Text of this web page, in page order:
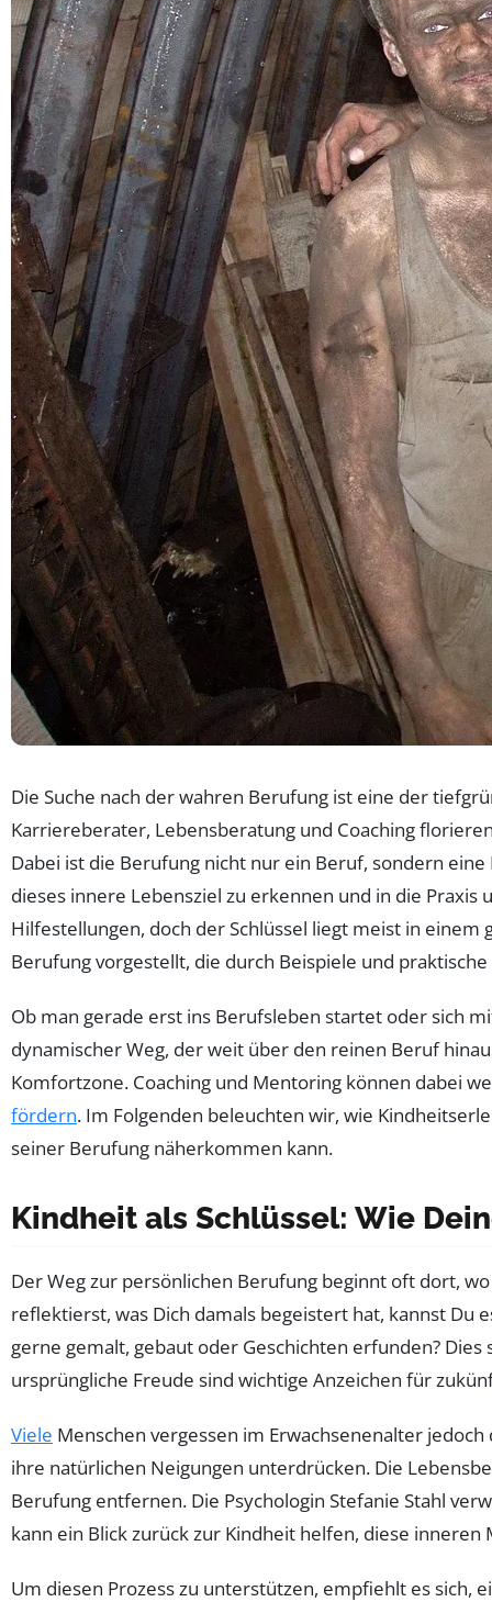
Die Suche nach der wahren Berufung ist eine der
Karriereberater, Lebensberatung und Coaching
Dabei ist die Berufung nicht nur ein Beruf, sondern
dieses innere Lebensziel zu erkennen und in die
Hilfestellungen, doch der Schlüssel liegt meist in
Berufung vorgestellt, die durch Beispiele und
Ob man gerade erst ins Berufsleben startet oder sich
dynamischer Weg, der weit über den reinen Beruf
Komfortzone. Coaching und Mentoring können dabei
fördern. Im Folgenden beleuchten wir, wie
seiner Berufung näherkommen kann.
Kindheit als Schlüssel: Wie
Der Weg zur persönlichen Berufung beginnt oft dort,
reflektierst, was Dich damals begeistert hat, kannst Du
gerne gemalt, gebaut oder Geschichten erfunden?
ursprüngliche Freude sind wichtige Anzeichen für
Viele Menschen vergessen im Erwachsenenalter
ihre natürlichen Neigungen unterdrücken. Die
Berufung entfernen. Die Psychologin Stefanie Stahl
kann ein Blick zurück zur Kindheit helfen, diese
Um diesen Prozess zu unterstützen, empfiehlt es sich,